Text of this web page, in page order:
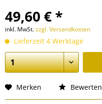
49,60 € *
inkl. MwSt.zzgl. Versandkosten
Lieferzeit 4 Werktage
Merken Bewerten